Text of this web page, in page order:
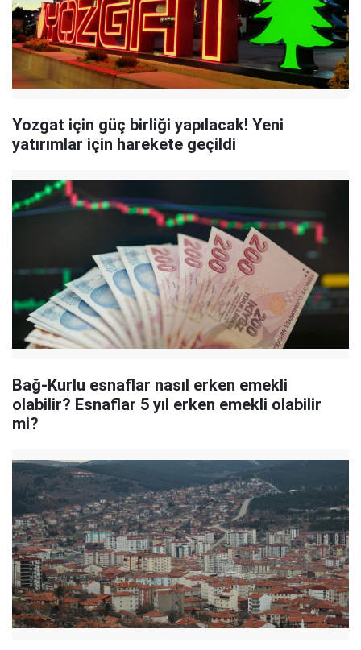
Yozgat için güç birliği yapılacak! Yeni
yatırımlar için harekete geçildi
Bağ-Kurlu esnaflar nasıl erken emekli
olabilir? Esnaflar 5 yıl erken emekli olabilir
mi?